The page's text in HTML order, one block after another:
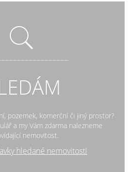
pozemek, komerční či jiný prostor?
a my Vám zdarma nalezneme
nemovitost.
hledané nemovitosti